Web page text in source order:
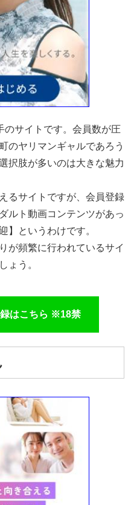
のサイトです。会員数が圧
のヤリマンギャルであろう
択肢が多いのは大きな魅力
るサイトですが、会員登録
ルト動画コンテンツがあっ
】というわけです。
が頻繁に行われているサイ
ょう。
はこちら ※18禁